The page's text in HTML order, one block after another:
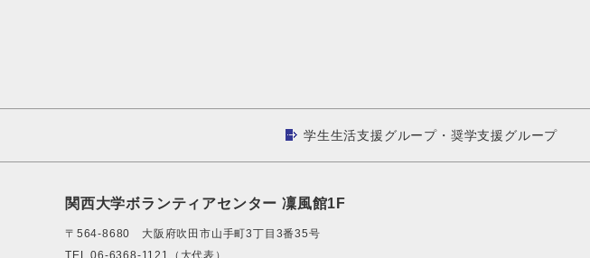
学生生活支援グループ・奨学支援グループ
関西大学ボランティアセンター 凜風館1F
〒564-8680 大阪府吹田市山手町3丁目3番35号
TEL.06-6368-1121（大代表）